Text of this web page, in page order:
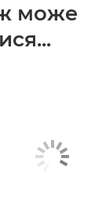
може